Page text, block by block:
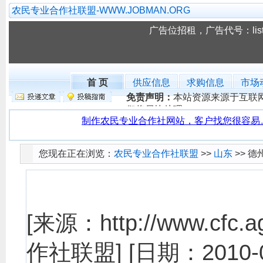
农民专业合作社联盟-WWW.JOBMAN.ORG
广告位招租，广告代号：
首 页 供应信息 求购信息
市场
免责声明：本站资源来源于互联
们将尽快处理。
您现在正在浏览： 农民专业合作社联盟 >> 山东 >> 德
[来源：http://
作社联盟] [日期：